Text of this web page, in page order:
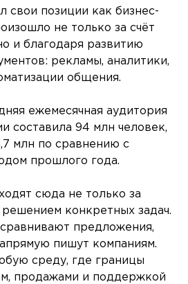
свои позиции как бизнес-
не только за счёт
и благодаря развитию
рекламы, аналитики,
общения.
ежемесячная аудитория
составила 94 млн человек,
млн по сравнению с
прошлого года.
сюда не только за
решением конкретных задач.
предложения,
пишут компаниям.
среду, где границы
продажами и поддержкой